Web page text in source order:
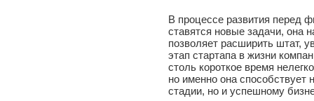
В процессе развития перед
ставятся новые задачи, она
позволяет расширить штат,
этап стартапа в жизни
столь короткое время
но именно она
стадии, но и успешному